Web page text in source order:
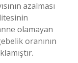
azalması
olamayan
oranının